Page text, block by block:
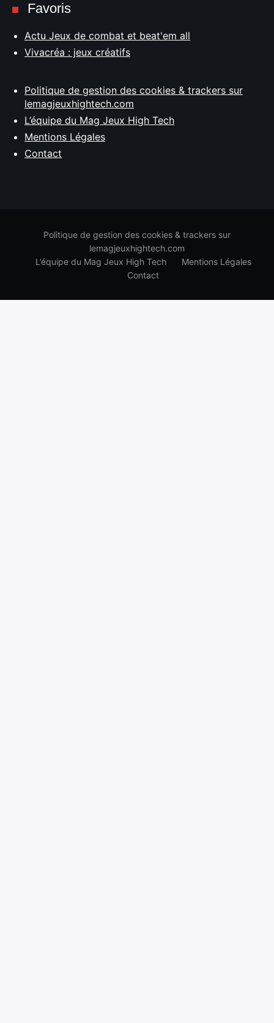
Favoris
Actu Jeux de combat et beat'em all
Vivacréa : jeux créatifs
Politique de gestion des cookies & trackers sur
lemagjeuxhightech.com
L’équipe du Mag Jeux High Tech
Mentions Légales
Contact
Politique de gestion des cookies & trackers sur
lemagjeuxhightech.com
L’équipe du Mag Jeux High Tech
Mentions Légales
Contact